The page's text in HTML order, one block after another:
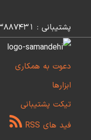
پشتیبانی : 09393887431
دعوت به همکاری
ابزارها
تیکت پشتیبانی
فید های RSS